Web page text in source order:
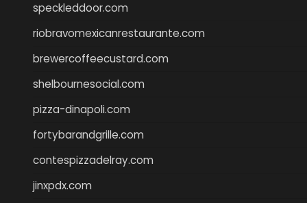
speckleddoor.com
riobravomexicanrestaurante.com
brewercoffeecustard.com
shelbournesocial.com
pizza-dinapoli.com
fortybarandgrille.com
contespizzadelray.com
jinxpdx.com